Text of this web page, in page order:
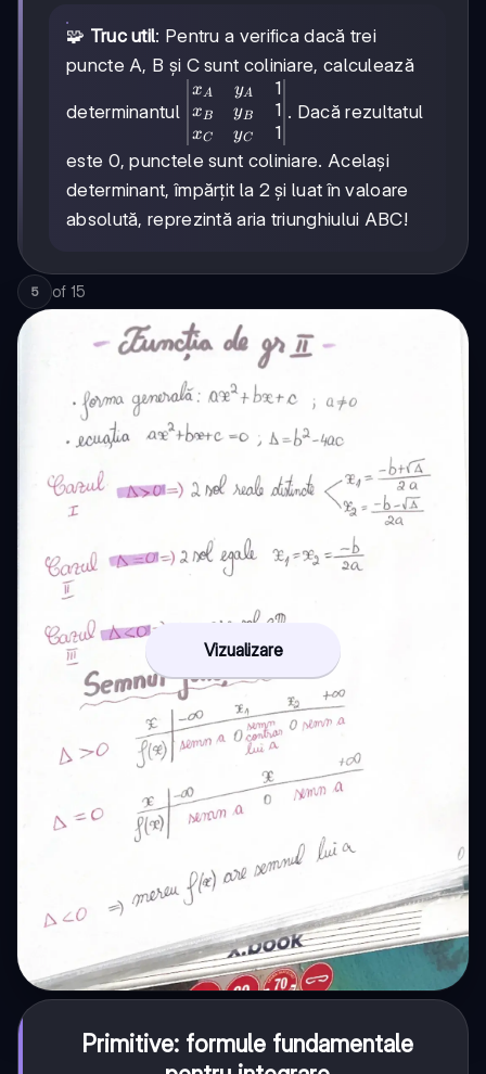
🧩 Truc util: Pentru a verifica dacă trei
puncte A, B și C sunt coliniare, calculează
determinantul
\begin{vmatrix}
x_A & y_A & 1\\
x_B & y_B & 1\\
x_C & y_C & 1
xA
xB
xC
yA
yB
yC
1
1
1
. Dacă rezultatul
este 0, punctele sunt coliniare. Același
determinant, împărțit la 2 și luat în valoare
absolută, reprezintă aria triunghiului ABC!
5 of 15
Vizualizare
Primitive: formule fundamentale